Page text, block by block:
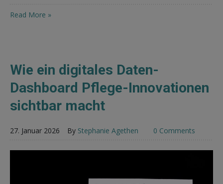
Read More »
Wie ein digitales Daten-
Dashboard Pflege-Innovationen
sichtbar macht
27. Januar 2026 By Stephanie Agethen 0 Comments